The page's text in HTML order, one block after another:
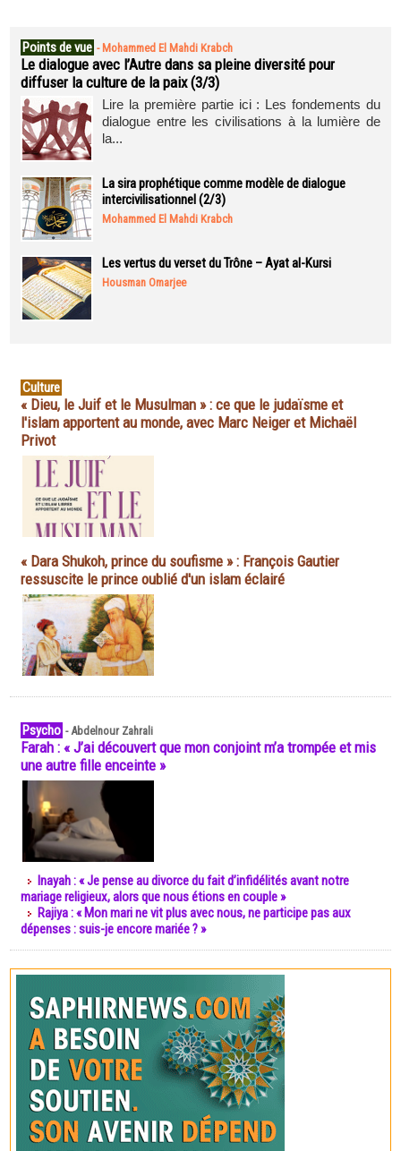
Points de vue - Mohammed El Mahdi Krabch
Le dialogue avec l’Autre dans sa pleine diversité pour
diffuser la culture de la paix (3/3)
Lire la première partie ici : Les fondements du
dialogue entre les civilisations à la lumière de
la...
La sira prophétique comme modèle de dialogue
intercivilisationnel (2/3)
Mohammed El Mahdi Krabch
Les vertus du verset du Trône – Ayat al-Kursi
Housman Omarjee
Culture
« Dieu, le Juif et le Musulman » : ce que le judaïsme et
l'islam apportent au monde, avec Marc Neiger et Michaël
Privot
« Dara Shukoh, prince du soufisme » : François Gautier
ressuscite le prince oublié d'un islam éclairé
Psycho -Abdelnour Zahrali
Farah : « J’ai découvert que mon conjoint m’a trompée et mis
une autre fille enceinte »
Inayah : « Je pense au divorce du fait d’infidélités avant notre
mariage religieux, alors que nous étions en couple »
Rajiya : « Mon mari ne vit plus avec nous, ne participe pas aux
dépenses : suis-je encore mariée ? »